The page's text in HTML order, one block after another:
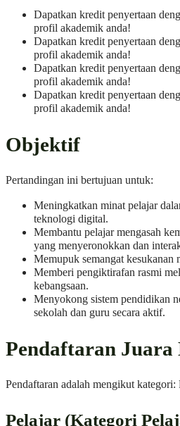
Dapatkan kredit penyertaan
profil akademik anda!
Dapatkan kredit penyertaan
profil akademik anda!
Dapatkan kredit penyertaan
profil akademik anda!
Dapatkan kredit penyertaan
profil akademik anda!
Objektif
Pertandingan ini bertujuan untuk:
Meningkatkan minat pelajar
teknologi digital.
Membantu pelajar mengasah
yang menyeronokkan dan
Memupuk semangat kesukanan
Memberi pengiktirafan rasmi
kebangsaan.
Menyokong sistem pendidikan
sekolah dan guru secara aktif.
Pendaftaran Juara
Pendaftaran adalah mengikut
Pelajar (Kategori